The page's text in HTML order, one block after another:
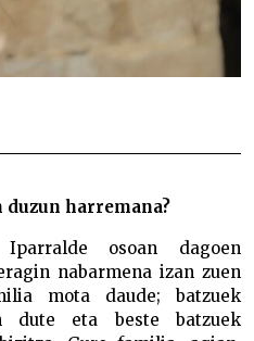
harremana?
osoan dagoen
nabarmena izan zuen
mota daude; batzuek
dute eta beste batzuek